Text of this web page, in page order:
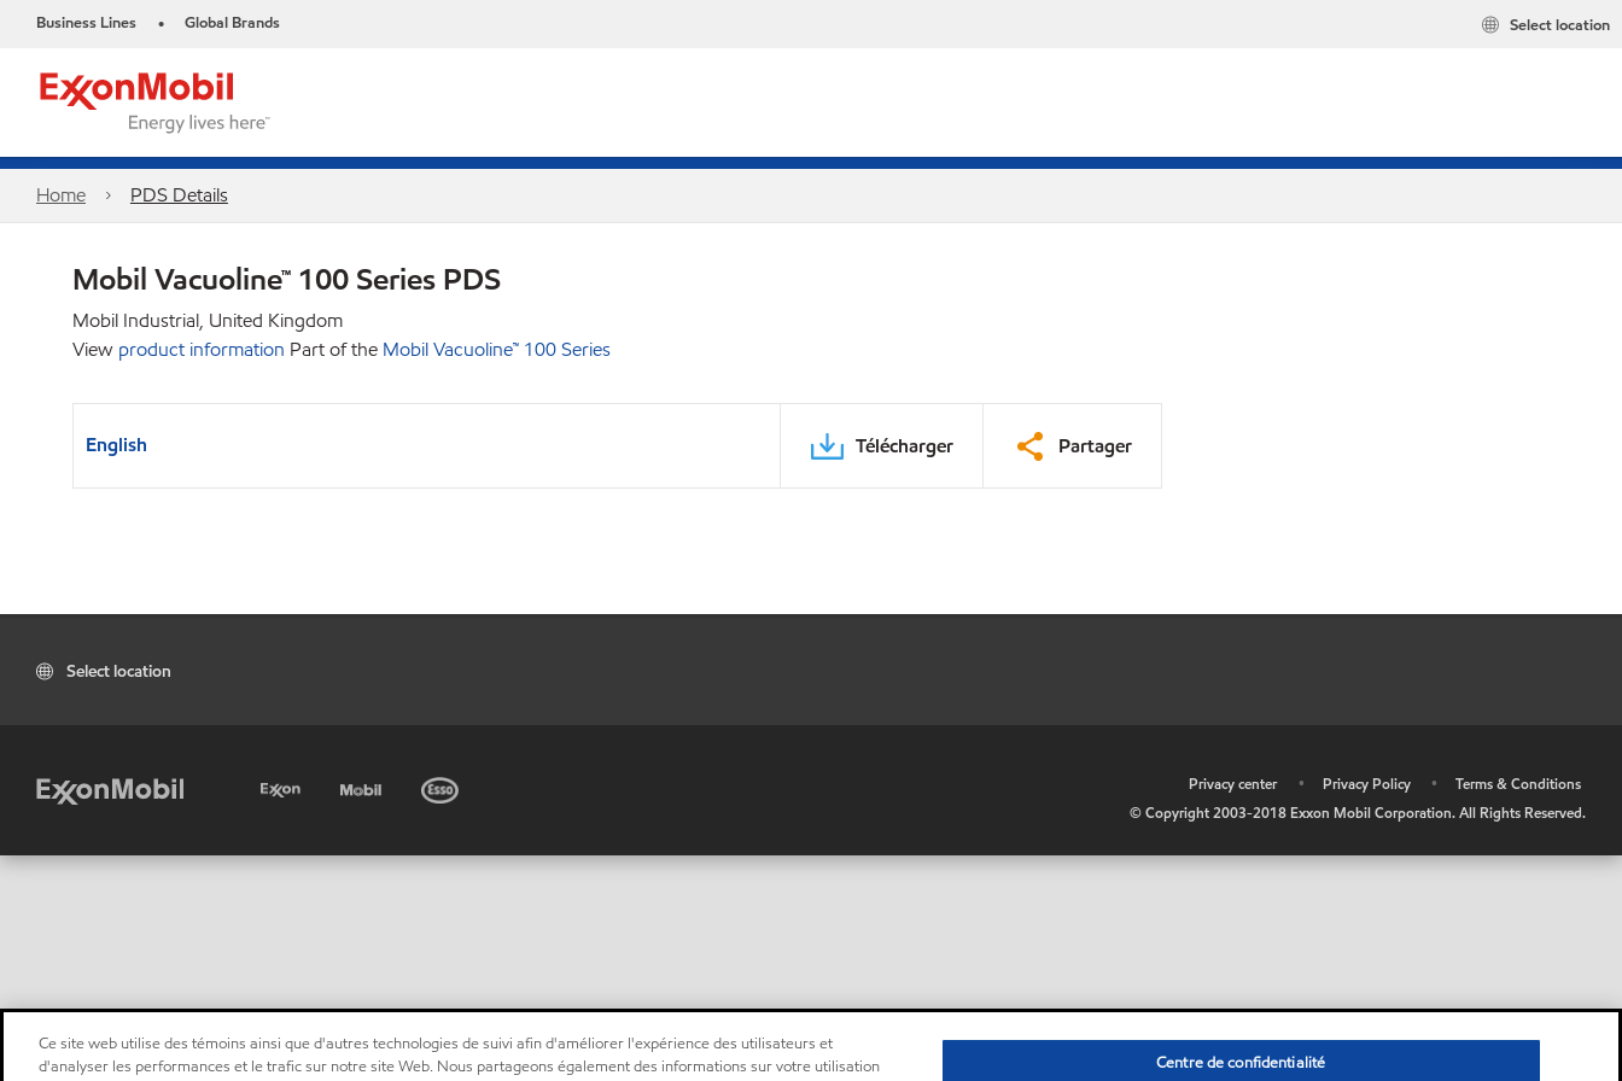
Business Lines • Global Brands Select location
Home PDS Details
Mobil Vacuoline™ 100 Series PDS
Mobil Industrial, United Kingdom
View product information Part of the Mobil Vacuoline™ 100 Series
English Télécharger Partager
Select location
Privacy center • Privacy Policy •
Terms & Conditions
© Copyright 2003-2018 Exxon Mobil Corporation. All Rights Reserved.
Ce site web utilise des témoins ainsi que d'autres technologies de suivi afin d'améliorer l'expérience des utilisateurs et
d'analyser les performances et le trafic sur notre site Web. Nous partageons également des informations sur votre utilisation
Centre de confidentialité